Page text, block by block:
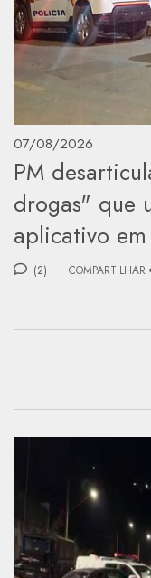
07/08/2026
PM
drogas" que
aplicativo
(2) COMPARTILHAR